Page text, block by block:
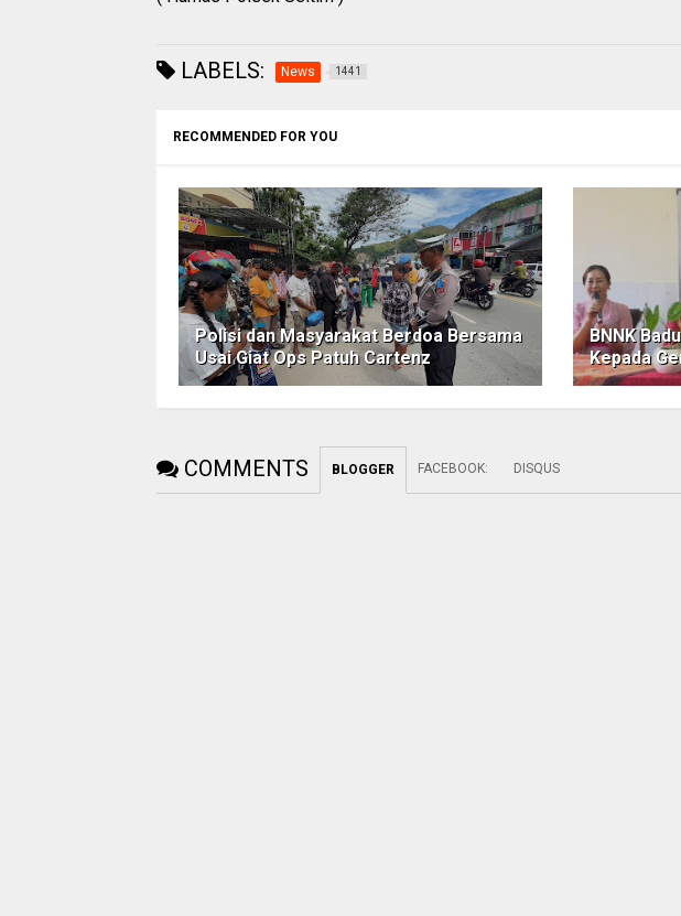
LABELS: News 1441
RECOMMENDED FOR YOU
Polisi dan Masyarakat Berdoa Bersama
Usai Giat Ops Patuh Cartenz
BNNK
Kepada
COMMENTS BLOGGER FACEBOOK: DISQUS